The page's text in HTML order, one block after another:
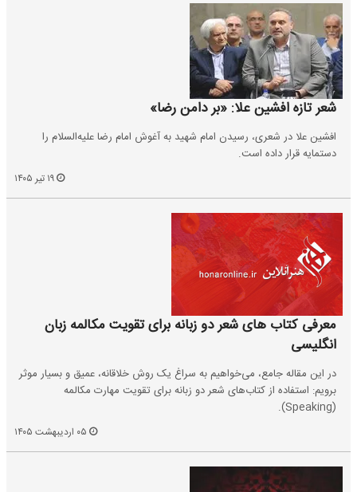
شعر تازه افشین علا: «بر دامن رضا»
افشین علا در شعری، رسیدن امام شهید به آغوش امام رضا علیه‌السلام را
دستمایه قرار داده است.
معرفی کتاب های شعر دو زبانه برای تقویت مکالمه زبان
انگلیسی
در این مقاله جامع، می‌خواهیم به سراغ یک روش خلاقانه، عمیق و بسیار موثر
برویم: استفاده از کتاب‌های شعر دو زبانه برای تقویت مهارت مکالمه
(Speaking).